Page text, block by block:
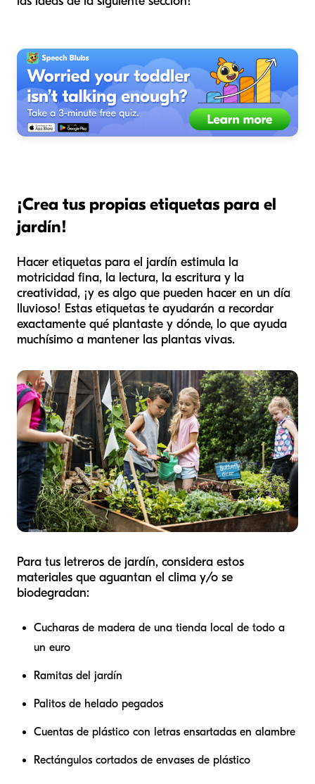
¡Crea tus propias etiquetas para el
jardín!
Hacer etiquetas para el jardín estimula la
motricidad fina, la lectura, la escritura y la
creatividad, ¡y es algo que pueden hacer en un día
lluvioso! Estas etiquetas te ayudarán a recordar
exactamente qué plantaste y dónde, lo que ayuda
muchísimo a mantener las plantas vivas.
Para tus letreros de jardín, considera estos
materiales que aguantan el clima y/o se
biodegradan:
Cucharas de madera de una tienda local de todo a
un euro
Ramitas del jardín
Palitos de helado pegados
Cuentas de plástico con letras ensartadas en alambre
Rectángulos cortados de envases de plástico